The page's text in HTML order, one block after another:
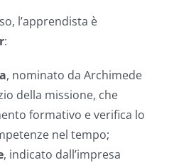
l’apprendista è
:
, nominato da Archimede
della missione, che
formativo e verifica lo
nel tempo;
, indicato dall’impresa